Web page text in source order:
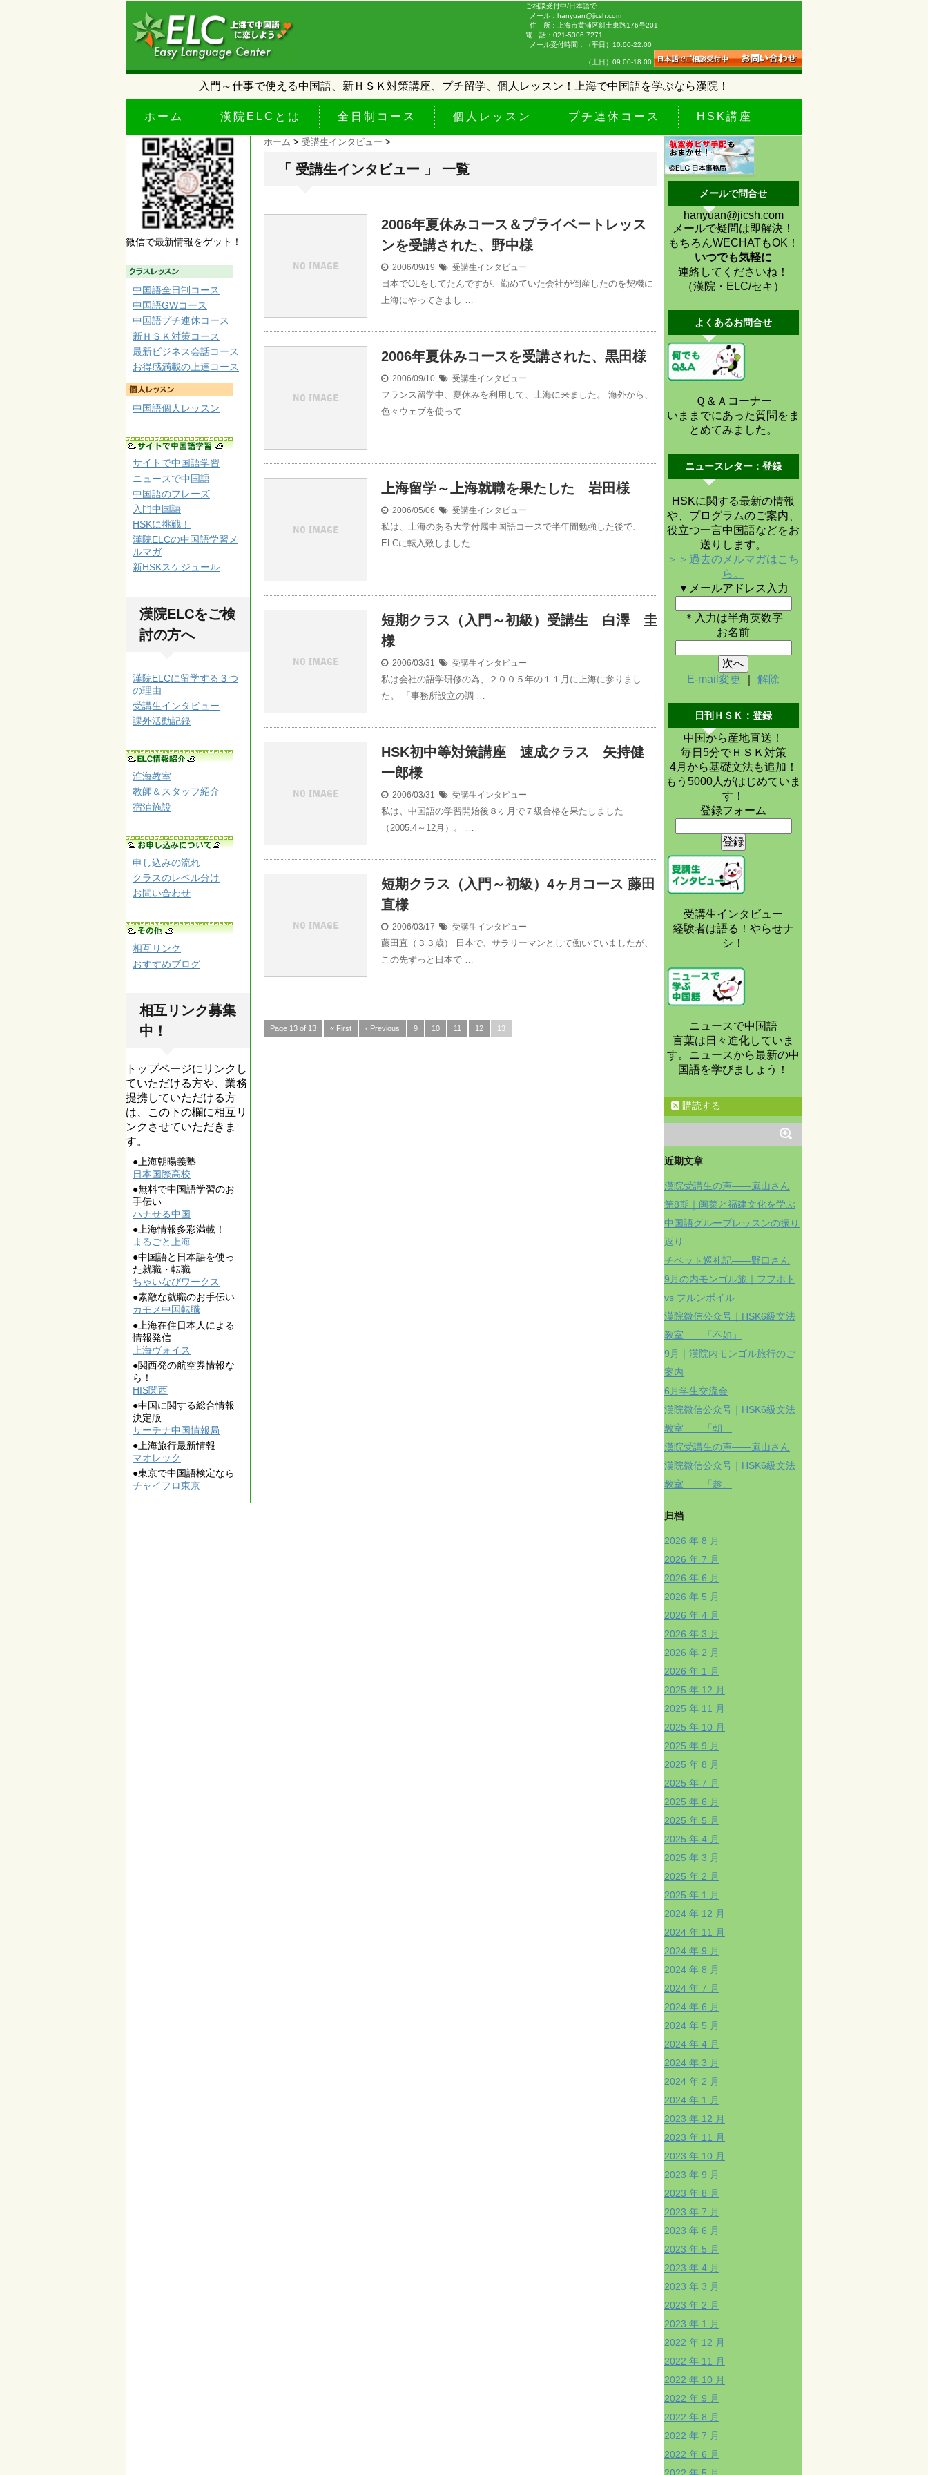
ご相談受付中/日本語で
メール：hanyuan@jicsh.com
住 所：上海市黄浦区斜土東路176号201
電 話：021-5306 7271
メール受付時間：（平日）10:00-22:00
（土日）09:00-18:00
入門～仕事で使える中国語、新ＨＳＫ対策講座、プチ留学、個人レッスン！上海で中国語を学ぶなら漢院！
ホーム 漢院ELCとは 全日制コース 個人レッスン プチ連休コース HSK講座
ホーム > 受講生インタビュー >
「 受講生インタビュー 」 一覧
2006年夏休みコース＆プライベートレッス
ンを受講された、野中様
2006/09/19 受講生インタビュー
日本でOLをしてたんですが、勤めていた会社が倒産したのを契機に
上海にやってきまし …
2006年夏休みコースを受講された、黒田様
2006/09/10 受講生インタビュー
フランス留学中、夏休みを利用して、上海に来ました。 海外から、
色々ウェブを使って …
上海留学～上海就職を果たした 岩田様
2006/05/06 受講生インタビュー
私は、上海のある大学付属中国語コースで半年間勉強した後で、
ELCに転入致しました …
短期クラス（入門～初級）受講生 白澤 圭
様
2006/03/31 受講生インタビュー
私は会社の語学研修の為、２００５年の１１月に上海に参りまし
た。 「事務所設立の調 …
HSK初中等対策講座 速成クラス 矢持健
一郎様
2006/03/31 受講生インタビュー
私は、中国語の学習開始後８ヶ月で７級合格を果たしました
（2005.4～12月）。 …
短期クラス（入門～初級）4ヶ月コース 藤田
直様
2006/03/17 受講生インタビュー
藤田直（３３歳） 日本で、サラリーマンとして働いていましたが、
この先ずっと日本で …
Page 13 of 13 « First ‹ Previous 9 10 11 12 13
メールで問合せ
hanyuan@jicsh.com
メールで疑問は即解決！
もちろんWECHATもOK！
いつでも気軽に
連絡してくださいね！
（漢院・ELC/セキ）
よくあるお問合せ
Ｑ＆Ａコーナー
いままでにあった質問をま
とめてみました。
ニュースレター：登録
HSKに関する最新の情報
や、プログラムのご案内、
役立つ一言中国語などをお
送りします。
＞＞過去のメルマガはこち
ら。
▼メールアドレス入力
＊入力は半角英数字
お名前
E-mail変更 解除
日刊ＨＳＫ：登録
中国から産地直送！
毎日5分でＨＳＫ対策
4月から基礎文法も追加！
もう5000人がはじめていま
す！
登録フォーム
受講生インタビュー
経験者は語る！やらせナ
シ！
ニュースで中国語
言葉は日々進化していま
す。ニュースから最新の中
国語を学びましょう！
購読する
近期文章
漢院受講生の声——嵐山さん
第8期｜闽菜と福建文化を学ぶ
中国語グループレッスンの振り
返り
チベット巡礼記——野口さん
9月の内モンゴル旅｜フフホト
vs フルンボイル
漢院微信公众号｜HSK6級文法
教室——「不如」
9月｜漢院内モンゴル旅行のご
案内
6月学生交流会
漢院微信公众号｜HSK6級文法
教室——「朝」
漢院受講生の声——嵐山さん
漢院微信公众号｜HSK6級文法
教室——「趁」
归档
2026 年 8 月
2026 年 7 月
2026 年 6 月
2026 年 5 月
2026 年 4 月
2026 年 3 月
2026 年 2 月
2026 年 1 月
2025 年 12 月
2025 年 11 月
2025 年 10 月
2025 年 9 月
2025 年 8 月
2025 年 7 月
2025 年 6 月
2025 年 5 月
2025 年 4 月
2025 年 3 月
2025 年 2 月
2025 年 1 月
2024 年 12 月
2024 年 11 月
2024 年 9 月
2024 年 8 月
2024 年 7 月
2024 年 6 月
2024 年 5 月
2024 年 4 月
2024 年 3 月
2024 年 2 月
2024 年 1 月
2023 年 12 月
2023 年 11 月
2023 年 10 月
2023 年 9 月
2023 年 8 月
2023 年 7 月
2023 年 6 月
2023 年 5 月
2023 年 4 月
2023 年 3 月
2023 年 2 月
2023 年 1 月
2022 年 12 月
2022 年 11 月
2022 年 10 月
2022 年 9 月
2022 年 8 月
2022 年 7 月
2022 年 6 月
2022 年 5 月
微信で最新情報をゲット！
中国語全日制コース
中国語GWコース
中国語プチ連休コース
新ＨＳＫ対策コース
最新ビジネス会話コース
お得感満載の上達コース
中国語個人レッスン
サイトで中国語学習
ニュースで中国語
中国語のフレーズ
入門中国語
HSKに挑戦！
漢院ELCの中国語学習メ
ルマガ
新HSKスケジュール
漢院ELCをご検
討の方へ
漢院ELCに留学する３つ
の理由
受講生インタビュー
課外活動記録
淮海教室
教師＆スタッフ紹介
宿泊施設
申し込みの流れ
クラスのレベル分け
お問い合わせ
相互リンク
おすすめブログ
相互リンク募集
中！
トップページにリンクし
ていただける方や、業務
提携していただける方
は、この下の欄に相互リ
ンクさせていただきま
す。
●上海朝暘義塾
日本国際高校
●無料で中国語学習のお
手伝い
ハナせる中国
●上海情報多彩満載！
まるごと上海
●中国語と日本語を使っ
た就職・転職
ちゃいなびワークス
●素敵な就職のお手伝い
カモメ中国転職
●上海在住日本人による
情報発信
上海ヴォイス
●関西発の航空券情報な
ら！
HIS関西
●中国に関する総合情報
決定版
サーチナ中国情報局
●上海旅行最新情報
マオレック
●東京で中国語検定なら
チャイフロ東京